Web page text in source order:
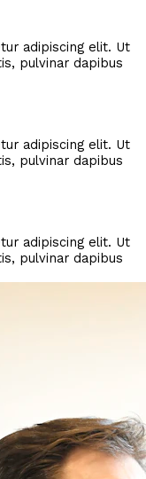
adipiscing elit. Ut
pulvinar dapibus
adipiscing elit. Ut
pulvinar dapibus
adipiscing elit. Ut
pulvinar dapibus